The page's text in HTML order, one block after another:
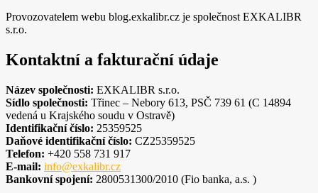
Provozovatelem webu blog.exkalibr.cz je společnost EXKALIBR
s.r.o.
Kontaktní a fakturační údaje
Název společnosti: EXKALIBR s.r.o.
Sídlo společnosti: Třinec – Nebory 613, PSČ 739 61 (C 14894
vedená u Krajského soudu v Ostravě)
Identifikační číslo: 25359525
Daňové identifikační číslo: CZ25359525
Telefon: +420 558 731 917
E-mail: info@exkalibr.cz
Bankovní spojení: 2800531300/2010 (Fio banka, a.s. )
Nezbytné
Tyto
soubory
cookie
nejsou
volitelné.